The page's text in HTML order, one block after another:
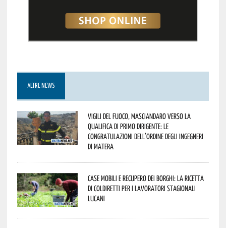
ALTRE NEWS
Vigili del Fuoco, Masciandaro verso la
qualifica di Primo Dirigente: le
congratulazioni dell’Ordine degli Ingegneri
di Matera
Case mobili e recupero dei borghi: la ricetta
di Coldiretti per i lavoratori stagionali
lucani